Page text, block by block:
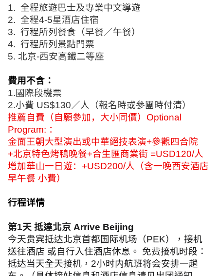
1. 全程旅遊巴士及專業中文導遊
2. 全程4-5星酒店住宿
3. 行程所列餐食（早餐／午餐）
4. 行程所列景點門票
5. 北京-西安高鐵二等座
費用不含：
1.國際段機票
2.小費 US$130／人（報名時或參團時付清）
推薦自費（自願參加，大小同價） Optional
Program: ：
金面王朝大型演出或中華絕技表演+參觀四合院
+北京特色烤鴨晚餐+合生匯商業街 =USD120/人
增加華山一日遊： +USD200/人（含一晚西安酒店
早午餐 小費）
行程详情
第1天 抵達北京 Arrive Beijing
今天贵宾抵达北京首都国际机场（PEK），接机
送往酒店 或自行入住酒店休息。 免费接机时段：
抵达当天全天接机， 2小时内航班将会安排一趟